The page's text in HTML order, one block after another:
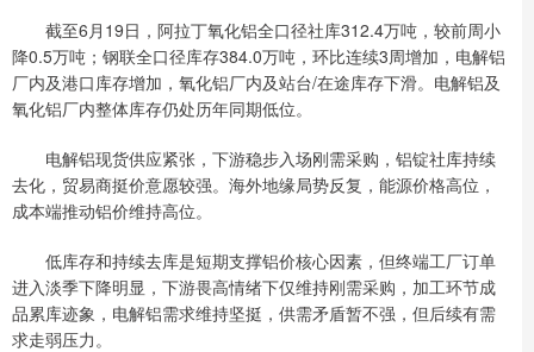
截至6月19日，阿拉丁氧化铝全口径社库312.4万吨，较前周小
降0.5万吨；钢联全口径库存384.0万吨，环比连续3周增加，电解铝
厂内及港口库存增加，氧化铝厂内及站台/在途库存下滑。电解铝及
氧化铝厂内整体库存仍处历年同期低位。
电解铝现货供应紧张，下游稳步入场刚需采购，铝锭社库持续
去化，贸易商挺价意愿较强。海外地缘局势反复，能源价格高位，
成本端推动铝价维持高位。
低库存和持续去库是短期支撑铝价核心因素，但终端工厂订单
进入淡季下降明显，下游畏高情绪下仅维持刚需采购，加工环节成
品累库迹象，电解铝需求维持坚挺，供需矛盾暂不强，但后续有需
求走弱压力。